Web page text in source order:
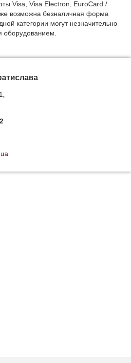
Visa, Visa Electron, EuroCard /
возможна безналичная форма
категории могут незначительно
оборудованием.